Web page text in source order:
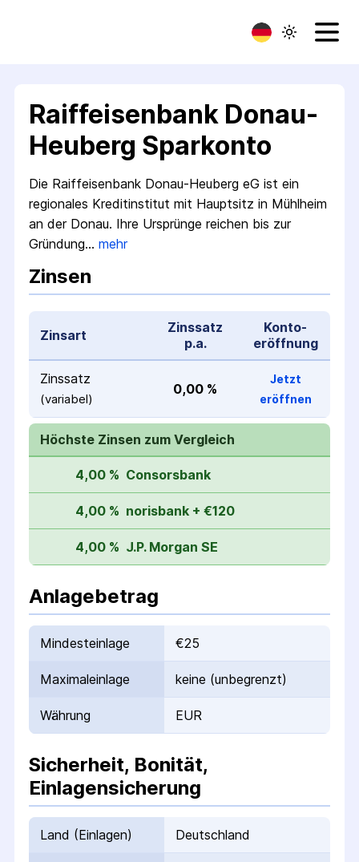
Raiffeisenbank Donau-
Heuberg Sparkonto
Die Raiffeisenbank Donau-Heuberg eG ist ein
regionales Kredit­institut mit Hauptsitz in Mühlheim
an der Donau. Ihre Ursprünge reichen bis zur
Gründung… mehr
Zinsen
Zinsart
Zinssatz
p.a.
Konto­
eröffnung
Zinssatz
(variabel)
0,00 %
Jetzt
eröffnen
Höchste Zinsen zum Vergleich
4,00 % Consorsbank
4,00 % norisbank + €120
4,00 % J.P. Morgan SE
Anlagebetrag
Mindesteinlage €25
Maximaleinlage keine (unbegrenzt)
Währung EUR
Sicherheit, Bonität,
Einlagensicherung
Land (Einlagen) Deutschland